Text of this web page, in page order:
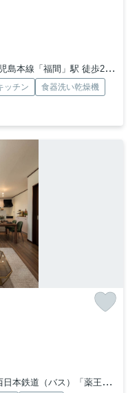
島本線「福間」駅 徒歩27分
ッチン
食器洗い乾燥機
本鉄道（バス）「薬王寺（福岡県）」バス停下車 徒歩6分